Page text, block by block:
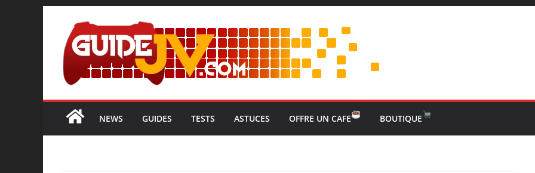
NEWS GUIDES TESTS ASTUCES OFFRE UN CAFE BOUTIQUE